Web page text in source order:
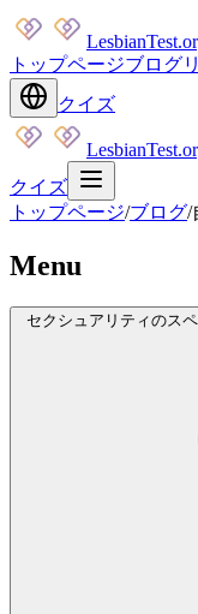
トップページブログ
クイズ
クイズ
トップページ/ブログ/
Menu
セクシュアリティのス